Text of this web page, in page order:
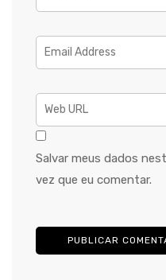
Salvar meus dados
vez que eu comentar.